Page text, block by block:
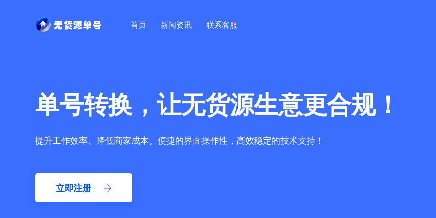
首页 新闻资讯 联系客服
单号转换，让无货源生意更合规！
提升工作效率、降低商家成本。便捷的界面操作性，高效稳定的技术支持！
立即注册